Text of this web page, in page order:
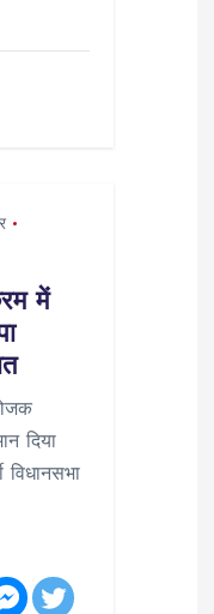
में
दिया
विधानसभा